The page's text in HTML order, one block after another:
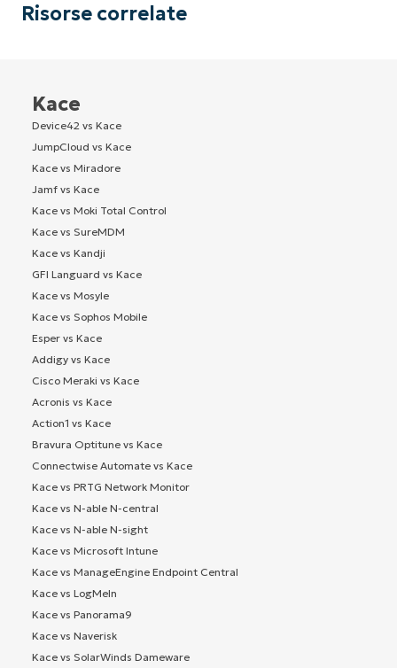
Risorse correlate
Kace
Device42 vs Kace
JumpCloud vs Kace
Kace vs Miradore
Jamf vs Kace
Kace vs Moki Total Control
Kace vs SureMDM
Kace vs Kandji
GFI Languard vs Kace
Kace vs Mosyle
Kace vs Sophos Mobile
Esper vs Kace
Addigy vs Kace
Cisco Meraki vs Kace
Acronis vs Kace
Action1 vs Kace
Bravura Optitune vs Kace
Connectwise Automate vs Kace
Kace vs PRTG Network Monitor
Kace vs N-able N-central
Kace vs N-able N-sight
Kace vs Microsoft Intune
Kace vs ManageEngine Endpoint Central
Kace vs LogMeIn
Kace vs Panorama9
Kace vs Naverisk
Kace vs SolarWinds Dameware